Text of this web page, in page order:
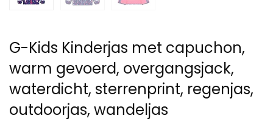
G-Kids Kinderjas met capuchon,
warm gevoerd, overgangsjack,
waterdicht, sterrenprint, regenjas,
outdoorjas, wandeljas